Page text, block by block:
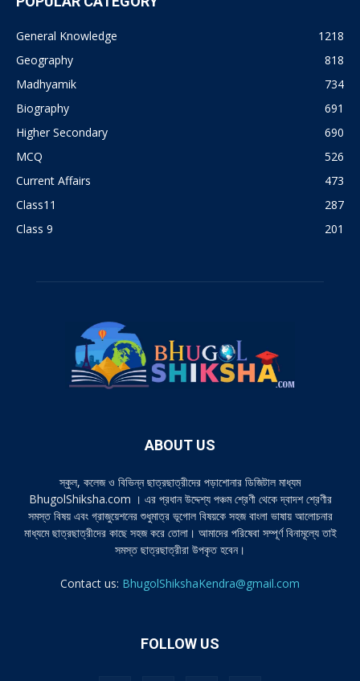
General Knowledge
1218
Geography
818
Madhyamik
734
Biography
691
Higher Secondary
690
MCQ
526
Current Affairs
473
Class11
287
Class 9
201
ABOUT US
স্কুল, কলেজ ও বিভিন্ন ছাত্রছাত্রীদের পড়াশোনার ডিজিটাল মাধ্যম
BhugolShiksha.com । এর প্রধান উদ্দেশ্য পঞ্চম শ্রেণী থেকে দ্বাদশ শ্রেণীর
সমস্ত বিষয় এবং গ্রাজুয়েশনের শুধুমাত্র ভূগোল বিষয়কে সহজ বাংলা ভাষায় আলোচনার
মাধ্যমে ছাত্রছাত্রীদের কাছে সহজ করে তোলা। আমাদের পরিষেবা সম্পূর্ণ বিনামূল্যে তাই
সমস্ত ছাত্রছাত্রীরা উপকৃত হবেন।
Contact us: BhugolShikshaKendra@gmail.com
FOLLOW US